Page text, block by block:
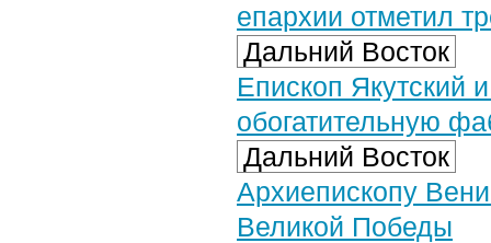
епархии отметил
Дальний Восток
Епископ Якутский
обогатительную
Дальний Восток
Архиепископу
Великой Победы